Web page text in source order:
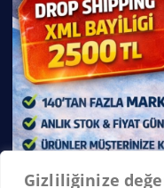
Gizliliğinize